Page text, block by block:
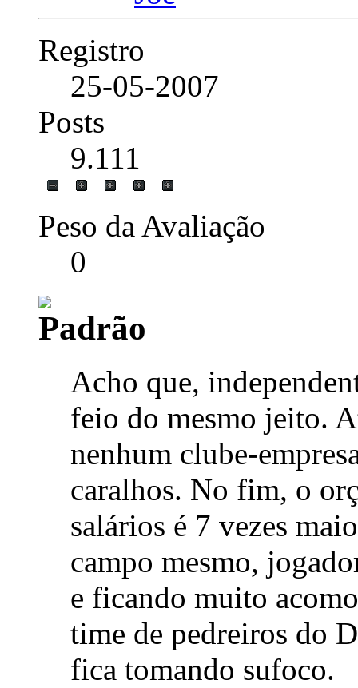
Registro
25-05-2007
Posts
9.111
Peso da Avaliação
0
Acho que,
feio do mesmo jeito.
nenhum clube-
caralhos. No fim, o
salários é 7 vezes
campo mesmo,
e ficando muito
time de pedreiros do
fica tomando sufoco.